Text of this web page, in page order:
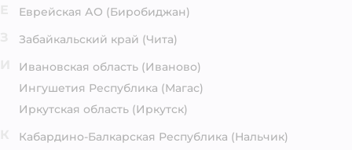
Еврейская АО (Биробиджан)
Забайкальский край (Чита)
Ивановская область (Иваново)
Ингушетия Республика (Магас)
Иркутская область (Иркутск)
Кабардино-Балкарская Республика (Нальчик)